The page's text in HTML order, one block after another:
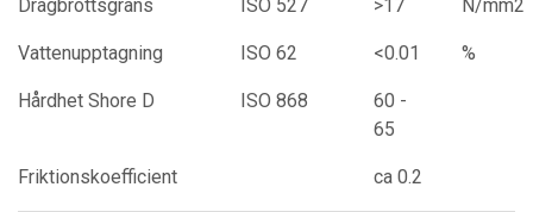
Dragbrottsgräns ISO 527 >17 N/mm2
Vattenupptagning ISO 62 <0.01 %
Hårdhet Shore D ISO 868
60 -
65
Friktionskoefficient ca 0.2